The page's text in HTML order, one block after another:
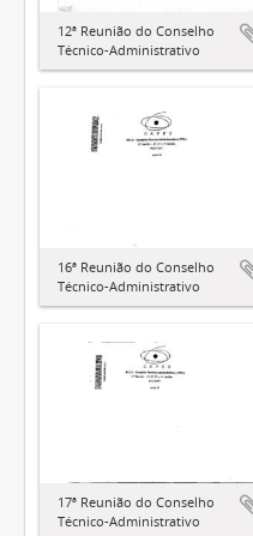
12ª Reunião do Conselho
Técnico-Administrativo
16ª Reunião do Conselho
Técnico-Administrativo
17ª Reunião do Conselho
Técnico-Administrativo